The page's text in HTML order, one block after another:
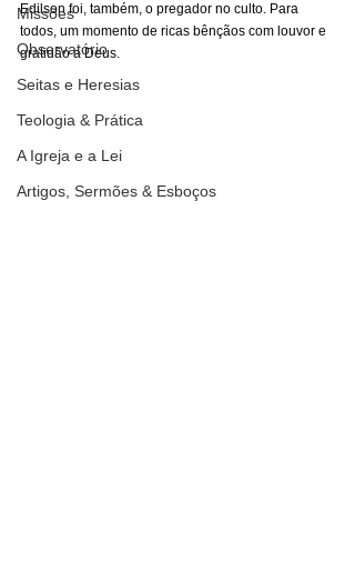
Missões
Observatório
Seitas e Heresias
Teologia & Prática
A Igreja e a Lei
Artigos, Sermões & Esboços
Edilson foi, também, o pregador no culto. Para
todos, um momento de ricas bênçãos com louvor e
gratidão a Deus.